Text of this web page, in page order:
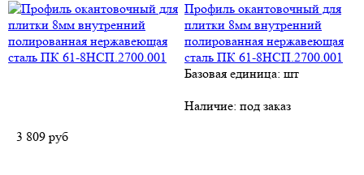
Профиль окантовочный для
плитки 8мм внутренний
полированная нержавеющая
сталь ПК 61-8НСП.2700.001
Базовая единица: шт
Наличие: под заказ
3 809 руб